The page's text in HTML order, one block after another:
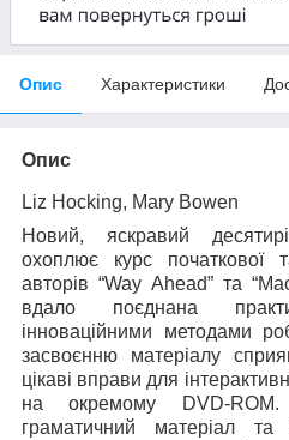
Опис Характеристики
Опис
Liz Hocking, Mary Bowen
Новий, яскравий
охоплює курс початкової
авторів “Way Ahead” та
вдало поєднана
інноваційними методами
засвоєнню матеріалу
цікаві вправи для
на окремому DVD-ROM.
граматичний матеріал